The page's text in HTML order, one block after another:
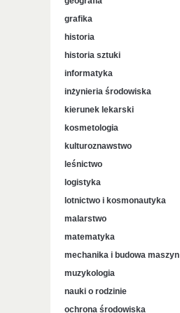
grafika
historia
historia sztuki
informatyka
inżynieria środowiska
kierunek lekarski
kosmetologia
kulturoznawstwo
leśnictwo
logistyka
lotnictwo i kosmonautyka
malarstwo
matematyka
mechanika i budowa maszyn
muzykologia
nauki o rodzinie
ochrona środowiska